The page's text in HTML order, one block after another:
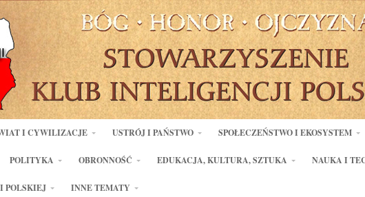
I CYWILIZACJE USTRÓJ I PAŃSTWO SPOŁECZEŃSTWO I EKOSYSTEM
POLITYKA OBRONNOŚĆ EDUKACJA, KULTURA, SZTUKA NAUKA I
POLSKIEJ INNE TEMATY